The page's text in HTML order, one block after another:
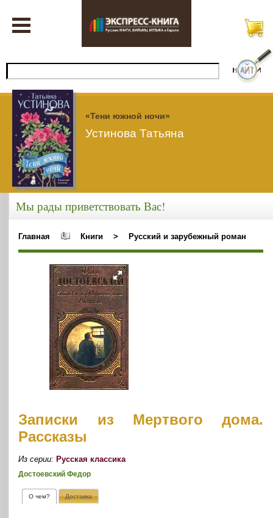
«Тени южной ночи»
Устинова Татьяна
Мы рады приветствовать Вас!
Главная Книги > Русский и зарубежный роман
Записки из Мертвого дома.
Рассказы
Из серии:Русская классика
Достоевский Федор
О чем? Доставка